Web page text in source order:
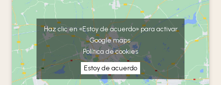
Haz clic en «Estoy de acuerdo» para activar
Google maps
Política de cookies
Estoy de acuerdo